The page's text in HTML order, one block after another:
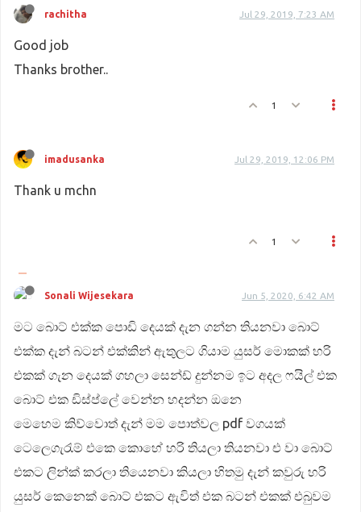
rachitha Jul 29, 2019, 7:23 AM
Good job
Thanks brother..
1
imadusanka Jul 29, 2019, 12:06 PM
Thank u mchn
1
Sonali Wijesekara Jun 5, 2020, 6:42 AM
මට බොට් එක්ක පොඩි දෙයක් දැන ගන්න තියනවා බොට්
එක්ක දැන් බටන් එක්කින් ඇතුලට ගියාම යුසර් මොකක් හරි
එකක් ගැන දෙයක් ගහලා සෙන්ඩ් දුන්නම ඉට අදල ෆයිල් එක
බොට් එක ඩිස්ප්ලේ වෙන්න හදන්න ඔනෙ
මෙහෙම කිව්වොත් දැන් මම පොත්වල pdf වගයක්
ටෙලෙගැරැම් එකෙ කොහේ හරි තියලා තියනවා එ වා බොට්
එකට ලින්ක් කරලා තියෙනවා කියලා හිතමු දැන් කවුරු හරි
යුසර් කෙනෙක් බොට් එකට ඇවිත් එක බටන් එකක් එබුවම